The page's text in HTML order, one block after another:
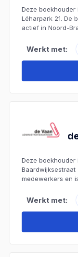
Deze boekhouder
Léharpark 21. De
actief in Noord-
Werkt met:
Deze boekhouder
medewerkers en
Werkt met: